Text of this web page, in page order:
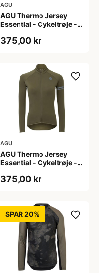
AGU
AGU Thermo Jersey
Essential - Cykeltrøje -
M
375,00 kr
AGU
AGU Thermo Jersey
Essential - Cykeltrøje -
XL
375,00 kr
SPAR 20%